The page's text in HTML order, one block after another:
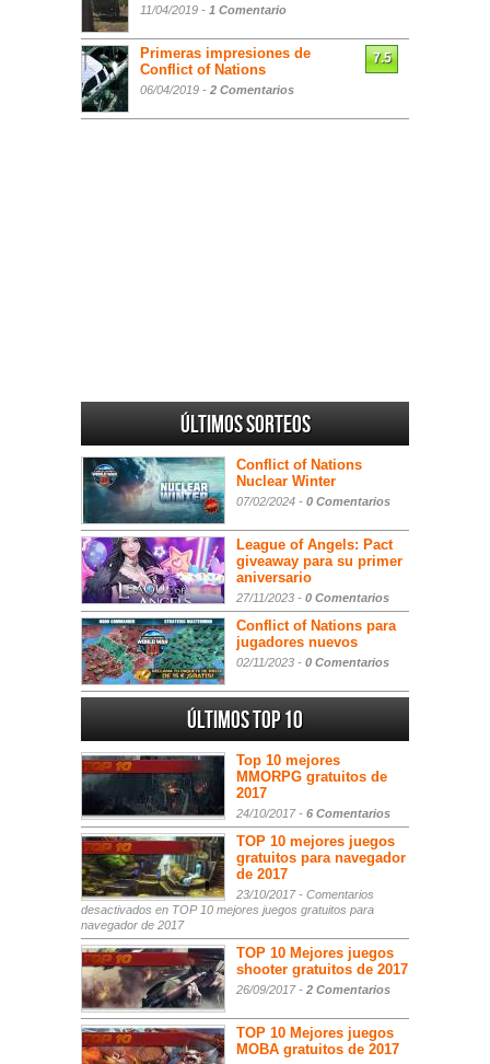
11/04/2019 - 1 Comentario
Primeras impresiones de
Conflict of Nations
06/04/2019 - 2 Comentarios
7.5
Últimos sorteos
Conflict of Nations
Nuclear Winter
07/02/2024 - 0 Comentarios
League of Angels: Pact
giveaway para su primer
aniversario
27/11/2023 - 0 Comentarios
Conflict of Nations para
jugadores nuevos
02/11/2023 - 0 Comentarios
Últimos Top 10
Top 10 mejores
MMORPG gratuitos de
2017
24/10/2017 - 6 Comentarios
TOP 10 mejores juegos
gratuitos para navegador
de 2017
23/10/2017 - Comentarios
desactivados en TOP 10 mejores juegos gratuitos para
navegador de 2017
TOP 10 Mejores juegos
shooter gratuitos de 2017
26/09/2017 - 2 Comentarios
TOP 10 Mejores juegos
MOBA gratuitos de 2017